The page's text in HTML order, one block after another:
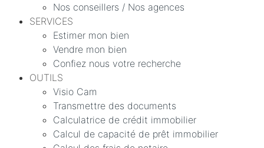
Nos conseillers / Nos agences
SERVICES
Estimer mon bien
Vendre mon bien
Confiez nous votre recherche
OUTILS
Visio Cam
Transmettre des documents
Calculatrice de crédit immobilier
Calcul de capacité de prêt immobilier